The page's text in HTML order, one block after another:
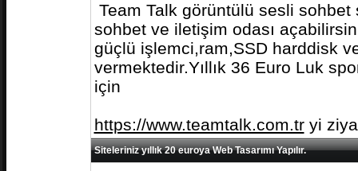
Team Talk görüntülü sesli
sohbet ve iletişim odası
güçlü işlemci,ram,SSD harddisk
vermektedir.Yıllık 36 Euro Luk
için
https://www.teamtalk.com.tryi
Siteleriniz yıllık 20 euroya Web Tasarımı Yapılır.